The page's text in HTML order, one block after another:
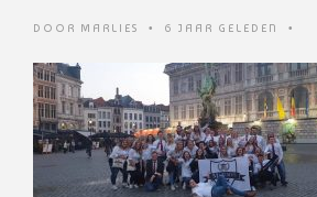
DOOR MARLIES • 6 JAAR GELEDEN •